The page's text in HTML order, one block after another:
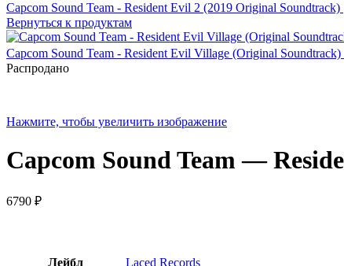
Capcom Sound Team - Resident Evil 2 (2019 Original Soundtrack)
Вернуться к продуктам
Capcom Sound Team - Resident Evil Village (Original Soundtrack)
Распродано
Нажмите, чтобы увеличить изображение
Capcom Sound Team —
6790 ₽
Лейбл Laced Records